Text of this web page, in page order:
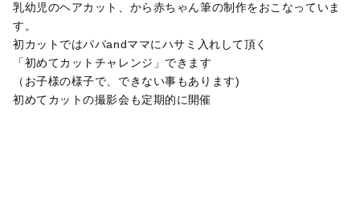
乳幼児のヘアカット、から赤ちゃん筆の制作をおこなっていま
す。
初カットではパパandママにハサミ入れして頂く
「初めてカットチャレンジ」できます
（お子様の様子で、できない事もあります)
初めてカットの撮影会も定期的に開催